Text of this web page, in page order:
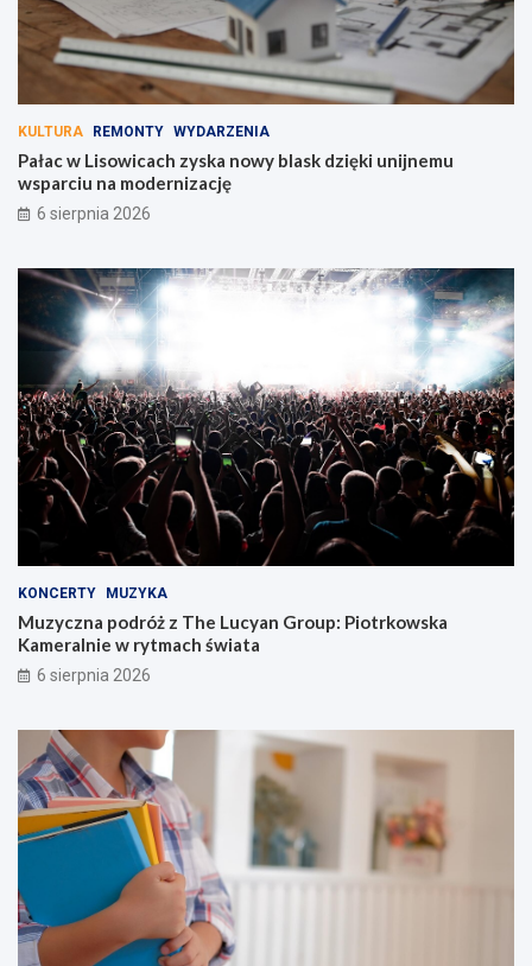
KULTURA REMONTY WYDARZENIA
Pałac w Lisowicach zyska nowy blask dzięki unijnemu
wsparciu na modernizację
6 sierpnia 2026
KONCERTY MUZYKA
Muzyczna podróż z The Lucyan Group: Piotrkowska
Kameralnie w rytmach świata
6 sierpnia 2026